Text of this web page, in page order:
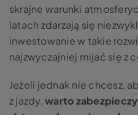
skrajne warunki
latach zdarzają się
inwestowanie w takie
najzwyczajniej mijać się z
Jeżeli jednak nie chcesz,
z jazdy,warto